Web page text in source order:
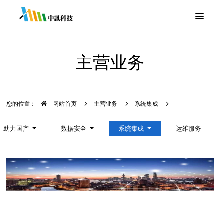
主营业务
您的位置： 网站首页 主营业务 系统集成
助力国产 数据安全 系统集成 运维服务